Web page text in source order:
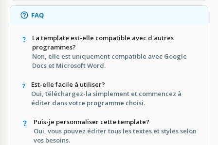
FAQ
La template est-elle compatible avec d'autres
programmes?
Non, elle est uniquement compatible avec Google
Docs et Microsoft Word.
Est-elle facile à utiliser?
Oui, téléchargez-la simplement et commencez à
éditer dans votre programme choisi.
Puis-je personnaliser cette template?
Oui, vous pouvez éditer tous les textes et styles selon
vos besoins.